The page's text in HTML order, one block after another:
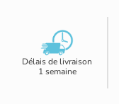
Délais de livraison
1 semaine